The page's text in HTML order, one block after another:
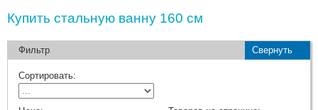
Купить стальную ванну 160 см
Фильтр Свернуть
Сортировать: